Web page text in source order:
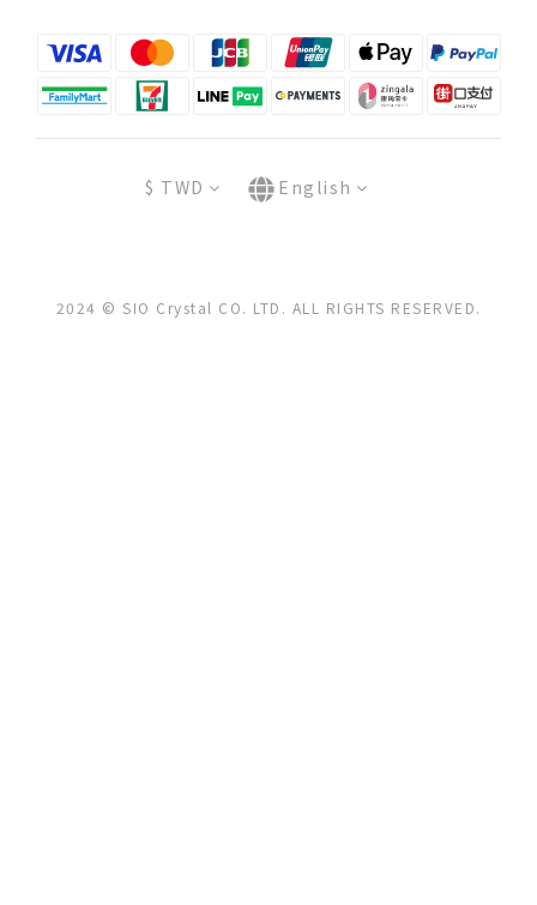
$ TWD English
2024 © SIO Crystal CO. LTD. ALL RIGHTS RESERVED.